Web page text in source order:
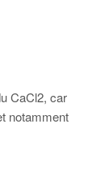
CaCl2, car
notamment